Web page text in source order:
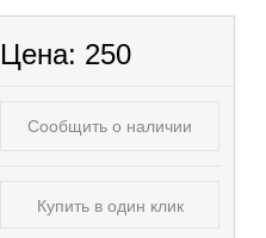
Цена: 250
Сообщить о наличии
Купить в один клик